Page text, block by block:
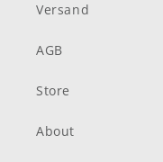
Versand
AGB
Store
About